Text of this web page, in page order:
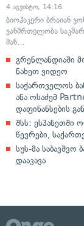
4 აგვისტო, 14:16
ბიოჰაკერი ბრაიან
ჯანმრთელობა
მან…
გრენლანდიაში
ნახეთ ვიდეო
საქართველოს
ანა ოსაძემ
დაფინანსების
შსს: ესპანეთში
წევრები,
სუს-მა საბავშვო
დააკავა